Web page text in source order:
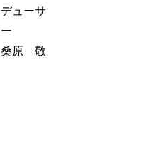
デューサ
ー
桑原 敬